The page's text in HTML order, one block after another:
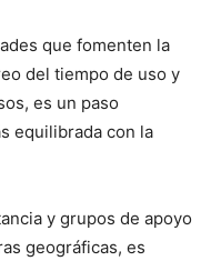
que fomenten la
del tiempo de uso y
es un paso
equilibrada con la
y grupos de apoyo
geográficas, es